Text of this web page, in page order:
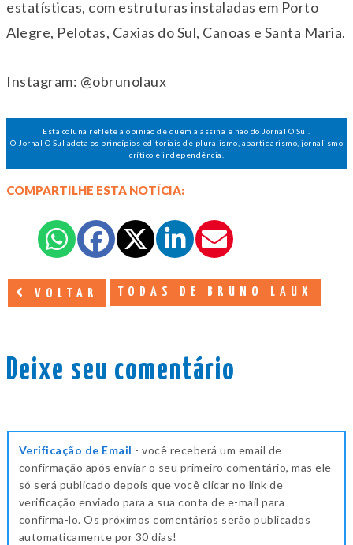
estatísticas, com estruturas instaladas em Porto
Alegre, Pelotas, Caxias do Sul, Canoas e Santa Maria.
Instagram: @obrunolaux
Esta coluna reflete a opinião de quem a assina e não do Jornal O Sul.
O Jornal O Sul adota os princípios editoriais de pluralismo, apartidarismo, jornalismo
crítico e independência.
COMPARTILHE ESTA NOTÍCIA:
VOLTAR TODAS DE BRUNO LAUX
Deixe seu comentário
Verificação de Email - você receberá um email de
confirmação após enviar o seu primeiro comentário, mas ele
só será publicado depois que você clicar no link de
verificação enviado para a sua conta de e-mail para
confirma-lo. Os próximos comentários serão publicados
automaticamente por 30 dias!